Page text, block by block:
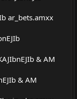
ar_bets.amxx
& AM
& AM